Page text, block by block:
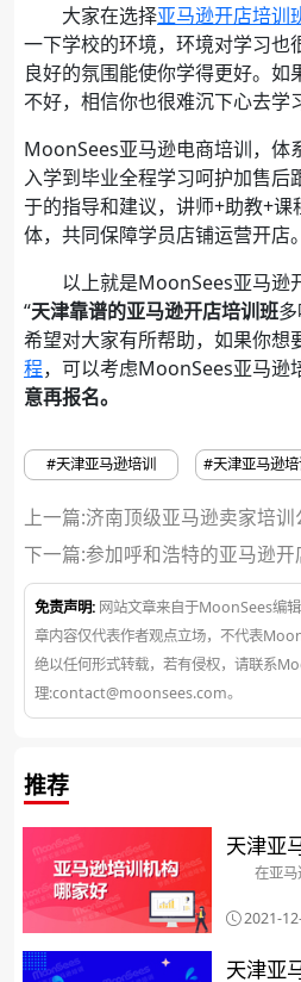
大家在选择亚马逊开店培训
一下学校的环境，环境对学习也
良好的氛围能使你学得更好。如
不好，相信你也很难沉下心去学
MoonSees亚马逊电商培训，体
入学到毕业全程学习呵护加售后
于的指导和建议，讲师+助教+
体，共同保障学员店铺运营开店。
以上就是MoonSees亚马逊
“天津靠谱的亚马逊开店培训班
希望对大家有所帮助，如果你想
程，可以考虑MoonSees亚马逊
意再报名。
#天津亚马逊培训 #天津亚马逊
上一篇:济南顶级亚马逊卖家培
下一篇:参加呼和浩特的亚马逊
么办
免责声明: 网站文章来自于MoonSees编
章内容仅代表作者观点立场，不代表
绝以任何形式转载，若有侵权，请联系
理:contact@moonsees.com。
推荐
天津亚
好一点
在亚马
商企业，这
人才的需
逊电商培
2021-
天津亚